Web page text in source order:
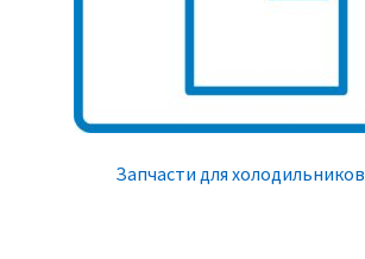
Запчасти для холодильников